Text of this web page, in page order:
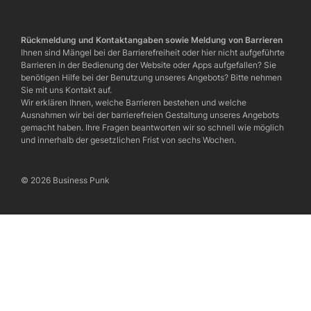
Rückmeldung und Kontaktangaben sowie Meldung von Barrieren
Ihnen sind Mängel bei der Barrierefreiheit oder hier nicht aufgeführte
Barrieren in der Bedienung der Website oder Apps aufgefallen? Sie
benötigen Hilfe bei der Benutzung unseres Angebots? Bitte nehmen
Sie mit uns Kontakt auf.
Wir erklären Ihnen, welche Barrieren bestehen und welche
Ausnahmen wir bei der barrierefreien Gestaltung unseres Angebots
gemacht haben. Ihre Fragen beantworten wir so schnell wie möglich
und innerhalb der gesetzlichen Frist von sechs Wochen.
© 2026 Business Punk